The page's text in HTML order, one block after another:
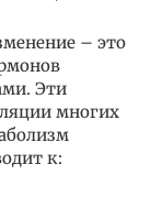
– это
Эти
многих
к: